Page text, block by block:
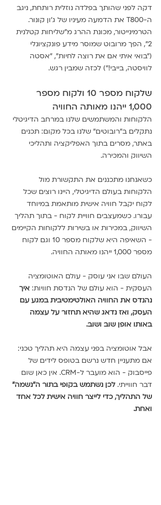
דקה לפני שהותך בפלדה נוזלית רותחת, ניגב
ה-T800 את הדמעה מעיניו של ג'ון קונור.
הטרמינייטור, מכונת ההרג מ"שליחות קטלנית
2", הפך מרובוט שמוסר מידע פונקציונלי
("בואי איתי אם את רוצה לחיות", "אסטה
לוויסטה, בייבי!") לכזה שמבין רגש.
שלקוח מספר 10 ולקוח מספר
1,000 ייהנו מאותה החוויה
הלקוחות והמשתמשים שלנו במרחב הדיגיטלי
נתקלים ב"רובוטים" שלנו בכל מקום: תכנים
באתר, מסרים בתוך האפליקציה ותהליכי
השיווק והמכירה.
כשאנחנו מתכננים את התקשורת מול
הלקוחות בעולם הדיגיטלי, היינו רוצים שכל
לקוח יקבל חוויה אישית מותאמת במיוחד
עבורו. כשמעצבים חוויית לקוח - בתוך תהליך
השיווק, במכירות או בשירות ללקוחות הקיימים
- השאיפה היא שלקוח מספר 10 וגם לקוח
מספר 1,000 ייהנו מאותה החוויה.
העולם שבו אני עוסק - עולם האוטומציה
העסקית - הוא עולם של הנדסת חוויות: איך
נהנדס את החוויה האולטימטיבית במגע עם
העסק, ואז נדאג שהיא תחזור על עצמה
באותו אופן שוב ושוב.
אבל אוטומציה בפני עצמה היא תהליך טכני:
אם מתעניין חדש נרשם בטופס לידים של
פייסבוק - הוא מועבר ל-CRM. אין כאן שום
דבר חווייתי. לכן נשתמש בקופי בתור ה"נשמה"
של התהליך, כדי לייצר חוויה אישית לכל אחד
ואחת.